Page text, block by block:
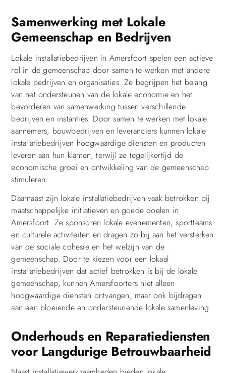
Samenwerking met Lokale
Gemeenschap en Bedrijven
Lokale installatiebedrijven in Amersfoort spelen een actieve
rol in de gemeenschap door samen te werken met andere
lokale bedrijven en organisaties. Ze begrijpen het belang
van het ondersteunen van de lokale economie en het
bevorderen van samenwerking tussen verschillende
bedrijven en instanties. Door samen te werken met lokale
aannemers, bouwbedrijven en leveranciers kunnen lokale
installatiebedrijven hoogwaardige diensten en producten
leveren aan hun klanten, terwijl ze tegelijkertijd de
economische groei en ontwikkeling van de gemeenschap
stimuleren.
Daarnaast zijn lokale installatiebedrijven vaak betrokken bij
maatschappelijke initiatieven en goede doelen in
Amersfoort. Ze sponsoren lokale evenementen, sportteams
en culturele activiteiten en dragen zo bij aan het versterken
van de sociale cohesie en het welzijn van de
gemeenschap. Door te kiezen voor een lokaal
installatiebedrijven dat actief betrokken is bij de lokale
gemeenschap, kunnen Amersfoorters niet alleen
hoogwaardige diensten ontvangen, maar ook bijdragen
aan een bloeiende en ondersteunende lokale samenleving.
Onderhouds en Reparatiediensten
voor Langdurige Betrouwbaarheid